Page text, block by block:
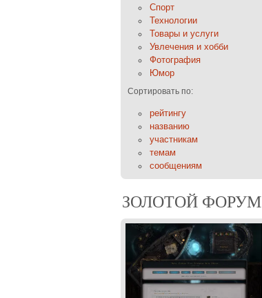
Спорт
Технологии
Товары и услуги
Увлечения и хобби
Фотография
Юмор
Сортировать по:
рейтингу
названию
участникам
темам
сообщениям
ЗОЛОТОЙ ФОРУМ